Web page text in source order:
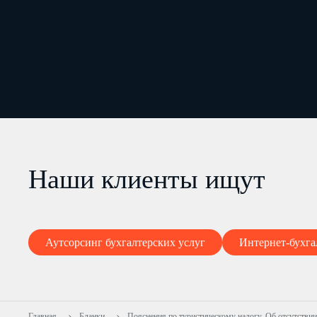
Наши клиенты ищут
Аутсорсинг бухгалтерских услуг Интернет-